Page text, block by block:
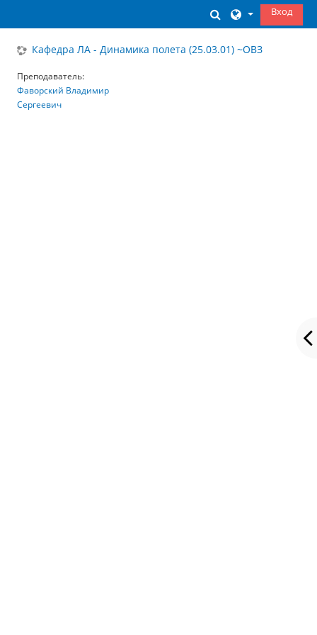
ИзменитьВход
Кафедра ЛА - Динамика полета (25.03.01) ~ОВЗ
Преподаватель:
Фаворский Владимир
Сергеевич